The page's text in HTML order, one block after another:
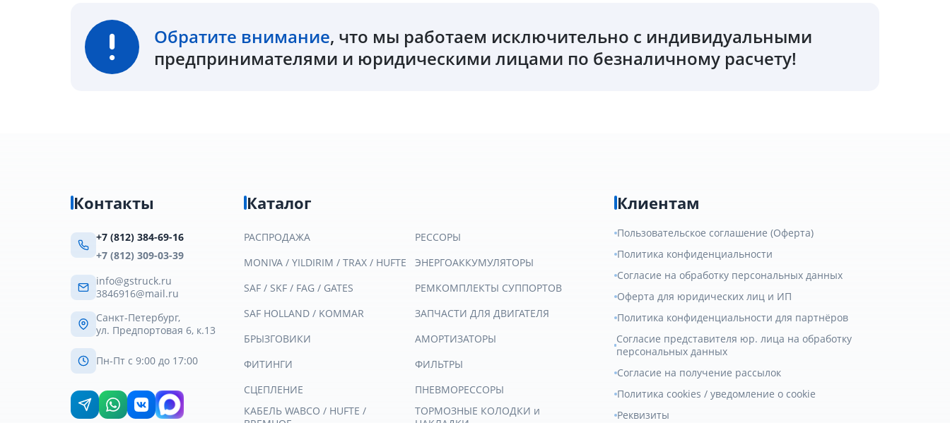
Обратите внимание, что мы работаем исключительно с индивидуальными
предпринимателями и юридическими лицами по безналичному расчету!
Контакты
+7 (812) 384-69-16
+7 (812) 309-03-39
info@gstruck.ru
3846916@mail.ru
Санкт-Петербург,
ул. Предпортовая 6, к.13
Пн-Пт с 9:00 до 17:00
Каталог
РАСПРОДАЖА
MONIVA / YILDIRIM / TRAX / HUFTE
SAF / SKF / FAG / GATES
SAF HOLLAND / KOMMAR
БРЫЗГОВИКИ
ФИТИНГИ
СЦЕПЛЕНИЕ
КАБЕЛЬ WABCO / HUFTE /
РЕССОРЫ
ЭНЕРГОАККУМУЛЯТОРЫ
РЕМКОМПЛЕКТЫ СУППОРТОВ
ЗАПЧАСТИ ДЛЯ ДВИГАТЕЛЯ
АМОРТИЗАТОРЫ
ФИЛЬТРЫ
ПНЕВМОРЕССОРЫ
ТОРМОЗНЫЕ КОЛОДКИ и
Клиентам
Пользовательское соглашение (Оферта)
Политика конфиденциальности
Согласие на обработку персональных данных
Оферта для юридических лиц и ИП
Политика конфиденциальности для партнёров
Согласие представителя юр. лица на обработку
персональных данных
Согласие на получение рассылок
Политика cookies / уведомление о cookie
Реквизиты